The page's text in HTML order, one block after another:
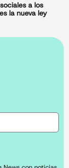
a los
la nueva ley